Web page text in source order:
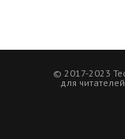
© 2017-2023
для